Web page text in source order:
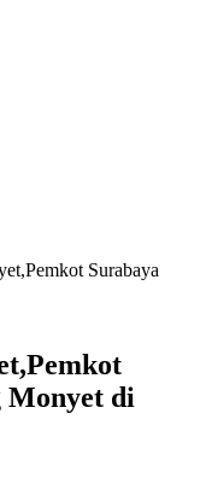
Surabaya
Monyet di